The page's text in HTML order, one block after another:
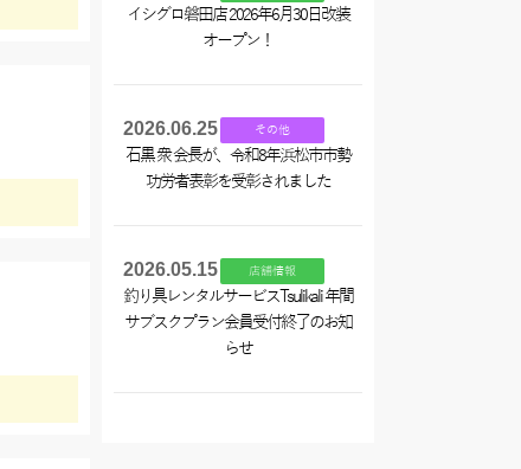
イシグロ磐田店 2026年6月30日改装
オープン！
2026.06.25 その他
石黒 衆 会長が、令和8年浜松市市勢
功労者表彰を受彰されました
2026.05.15 店舗情報
釣り具レンタルサービスTsulikali 年間
サブスクプラン会員受付終了のお知
らせ